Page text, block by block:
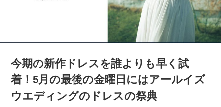
今期の新作ドレスを誰よりも早く試
着！5月の最後の金曜日にはアールイズ
ウエディングのドレスの祭典